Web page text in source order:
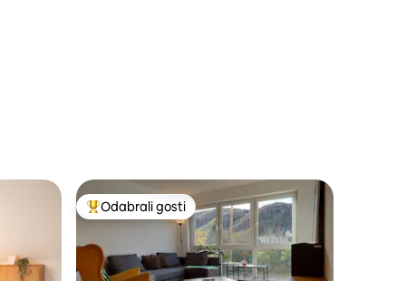
Među najviše rangiranima s oznakom „Odabrali gosti”
Odabrali gosti